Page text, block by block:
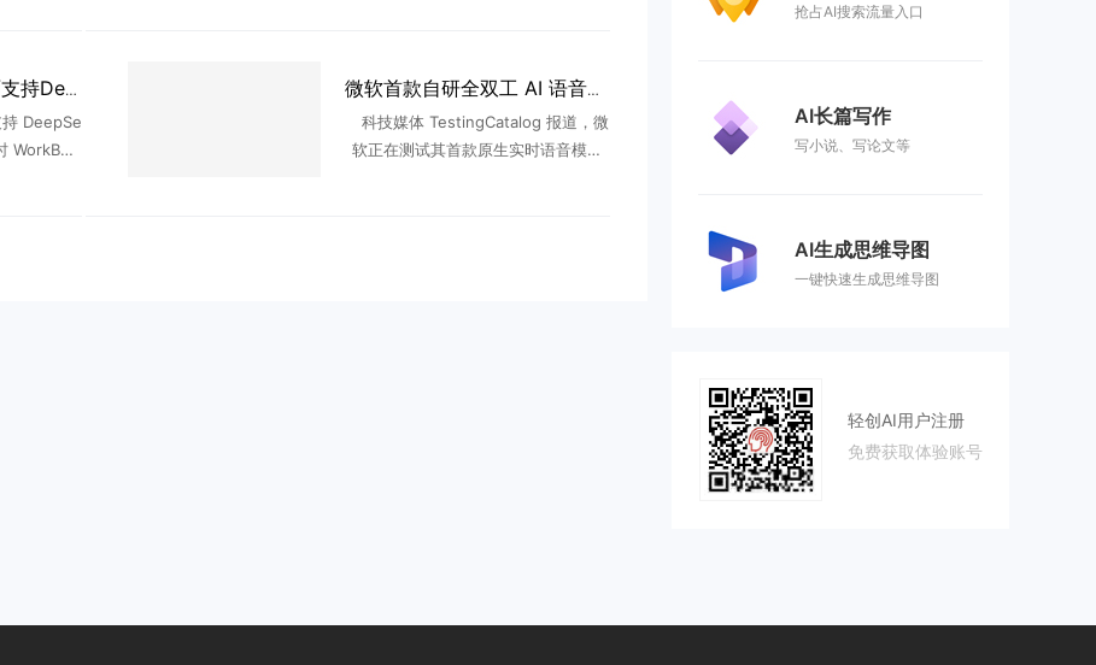
抢占AI搜索流量入口
AI长篇写作
写小说、写论文等
AI生成思维导图
一键快速生成思维导图
轻创AI用户注册
免费获取体验账号
腾讯CodeBuddy全面支持DeepSeek-V4-Flash正式版，Agent能力大幅提升
DeepSe
WorkBud
微软首款自研全双工 AI 语音模型曝光：听说并行，16 种语言自由切换
科技媒体 TestingCatalog 报道，微
软正在测试其首款原生实时语音模型